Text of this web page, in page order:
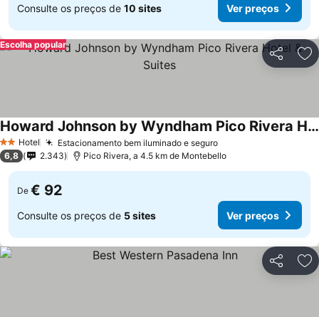
Consulte os preços de 10 sites Ver preços
Partilhar
Escolha popular
2 Estrelas
Hotel Estacionamento bem iluminado e seguro
Howard Johnson by Wyndham Pico Rivera Hotel & Suites
6,8 2.343 Pico Rivera, a 4.5 km de Montebello
De € 92
Consulte os preços de 5 sites Ver preços
Partilhar